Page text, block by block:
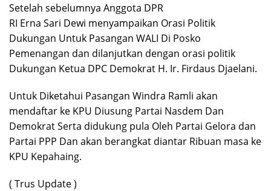
Setelah sebelumnya Anggota DPR
RI Erna Sari Dewi menyampaikan Orasi Politik
Dukungan Untuk Pasangan WALI Di Posko
Pemenangan dan dilanjutkan dengan orasi politik
Dukungan Ketua DPC Demokrat H. Ir. Firdaus Djaelani.
Untuk Diketahui Pasangan Windra Ramli akan
mendaftar ke KPU Diusung Partai Nasdem Dan
Demokrat Serta didukung pula Oleh Partai Gelora dan
Partai PPP Dan akan berangkat diantar Ribuan masa ke
KPU Kepahaing.
( Trus Update )